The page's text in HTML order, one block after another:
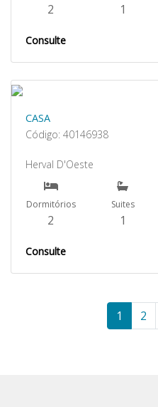
2 1
Consulte
CASA
Código: 40146938
Herval D'Oeste
Dormitórios
2
Suites
1
Consulte
1 2